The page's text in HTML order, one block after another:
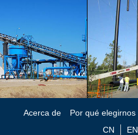
Acerca de Por qué elegirnos
EN
CN